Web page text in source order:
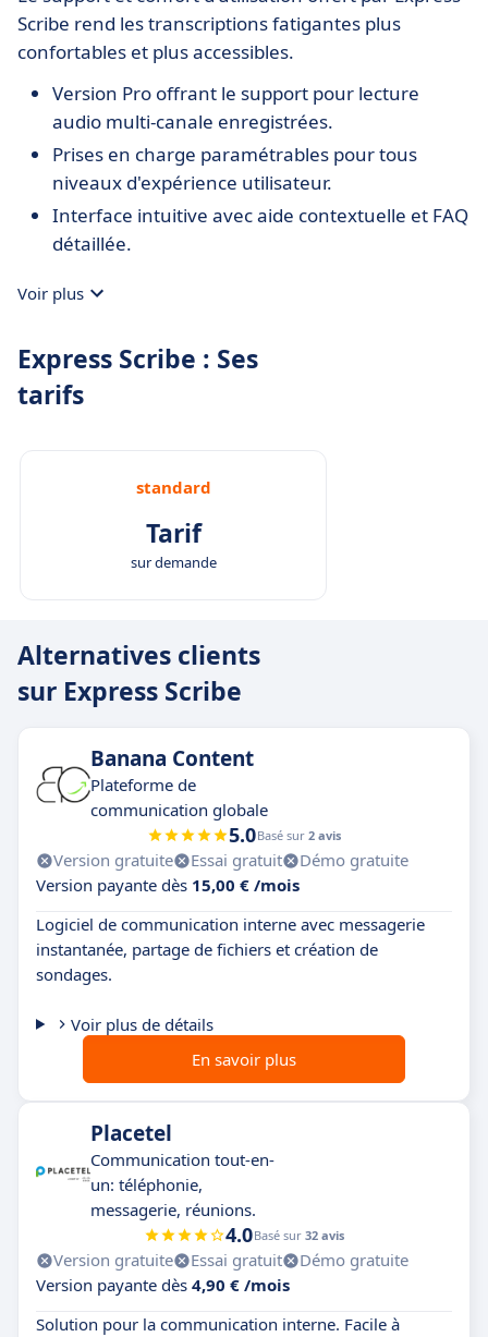
Scribe rend les transcriptions fatigantes plus
confortables et plus accessibles.
Version Pro offrant le support pour lecture
audio multi-canale enregistrées.
Prises en charge paramétrables pour tous
niveaux d'expérience utilisateur.
Interface intuitive avec aide contextuelle et FAQ
détaillée.
Voir plus
Express Scribe : Ses
tarifs
standard
Tarif
sur demande
Alternatives clients
sur Express Scribe
Banana Content
Plateforme de
communication globale
5.0Basé sur 2 avis
Version gratuite Essai gratuit
Démo gratuite
Version payante dès 15,00 € /mois
Logiciel de communication interne avec messagerie
instantanée, partage de fichiers et création de
sondages.
Voir plus de détails
En savoir plus
Placetel
Communication tout-en-
un: téléphonie,
messagerie, réunions.
4.0Basé sur 32 avis
Version gratuite Essai gratuit
Démo gratuite
Version payante dès 4,90 € /mois
Solution pour la communication interne. Facile à